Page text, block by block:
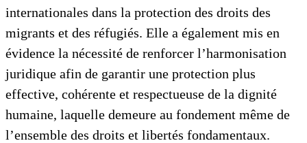
internationales dans la protection des droits des
migrants et des réfugiés. Elle a également mis en
évidence la nécessité de renforcer l’harmonisation
juridique afin de garantir une protection plus
effective, cohérente et respectueuse de la dignité
humaine, laquelle demeure au fondement même de
l’ensemble des droits et libertés fondamentaux.